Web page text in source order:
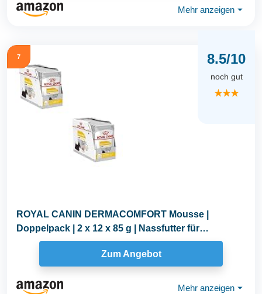
Mehr anzeigen ⏷
7 8.5/10
noch gut
★★★
ROYAL CANIN DERMACOMFORT Mousse |
Doppelpack | 2 x 12 x 85 g | Nassfutter für
ausgewachsene Hunde...
Zum Angebot
Mehr anzeigen ⏷